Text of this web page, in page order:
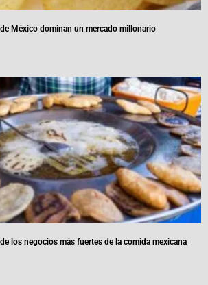
México dominan un mercado millonario
los negocios más fuertes de la comida mexicana